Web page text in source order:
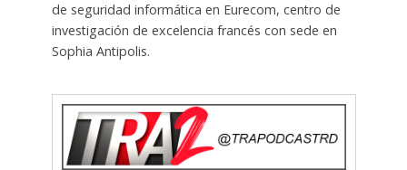
de seguridad informática en Eurecom, centro de
investigación de excelencia francés con sede en
Sophia Antipolis.